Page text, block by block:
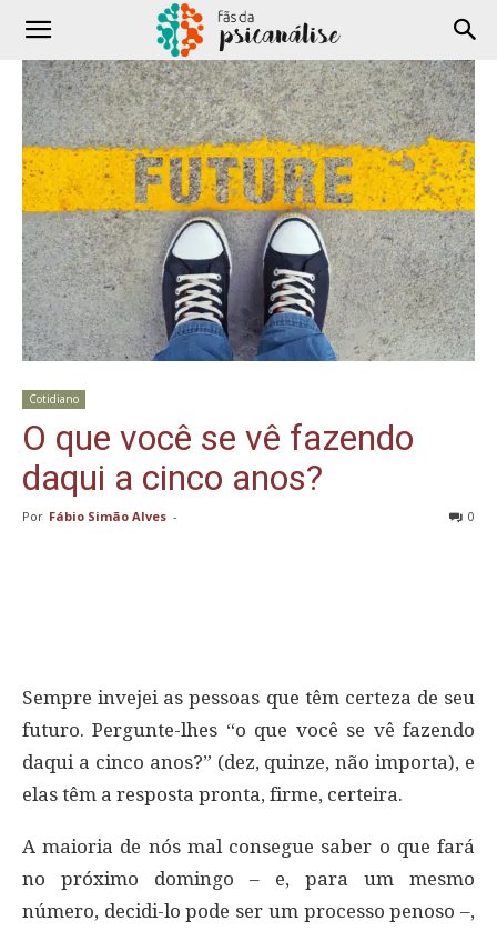
Cotidiano
O que você se vê fazendo
daqui a cinco anos?
Por Fábio Simão Alves - 0
Sempre invejei as pessoas que têm certeza de seu
futuro. Pergunte-lhes “o que você se vê fazendo
daqui a cinco anos?” (dez, quinze, não importa), e
elas têm a resposta pronta, firme, certeira.
A maioria de nós mal consegue saber o que fará
no próximo domingo – e, para um mesmo
número, decidi-lo pode ser um processo penoso –,